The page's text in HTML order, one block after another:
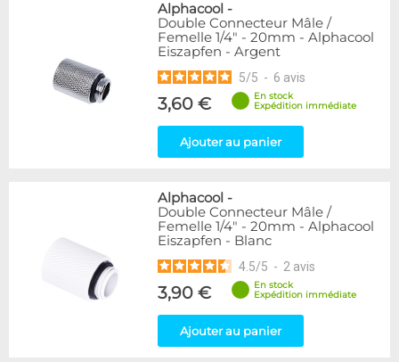
Alphacool -
Double Connecteur Mâle /
Femelle 1/4" - 20mm - Alphacool
Eiszapfen - Argent
5/5 - 6 avis
3,60 €
En stock
Expédition immédiate
Ajouter au panier
Alphacool -
Double Connecteur Mâle /
Femelle 1/4" - 20mm - Alphacool
Eiszapfen - Blanc
4.5/5 - 2 avis
3,90 €
En stock
Expédition immédiate
Ajouter au panier